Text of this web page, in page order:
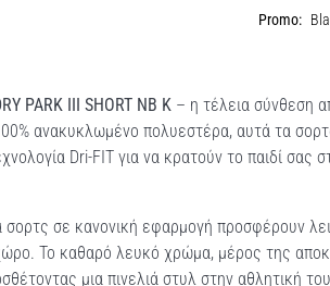
Promo:
PARK III SHORT NB K – η τέλεια σύνθεση
ανακυκλωμένο πολυεστέρα, αυτά τα
Dri-FIT για να κρατούν το παιδί σας
σορτς σε κανονική εφαρμογή προσφέρουν
Το καθαρό λευκό χρώμα, μέρος της
μια πινελιά στυλ στην αθλητική